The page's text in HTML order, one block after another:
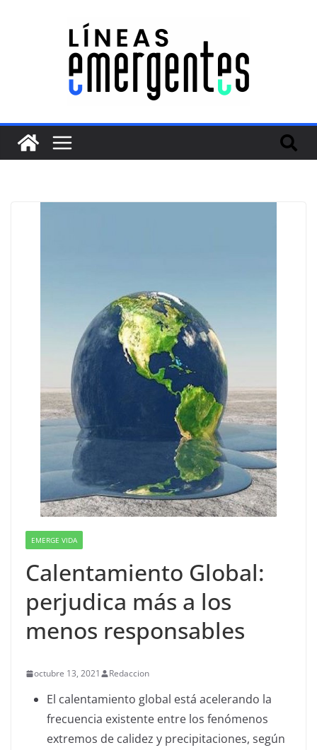
EMERGE VIDA
Calentamiento Global:
perjudica más a los
menos responsables
octubre 13, 2021 Redaccion
El calentamiento global está acelerando la
frecuencia existente entre los fenómenos
extremos de calidez y precipitaciones, según